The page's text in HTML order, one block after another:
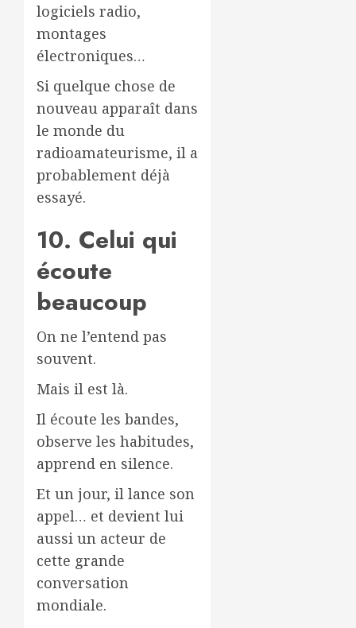
logiciels radio,
montages
électroniques…
Si quelque chose de
nouveau apparaît dans
le monde du
radioamateurisme, il a
probablement déjà
essayé.
10. Celui qui
écoute
beaucoup
On ne l’entend pas
souvent.
Mais il est là.
Il écoute les bandes,
observe les habitudes,
apprend en silence.
Et un jour, il lance son
appel… et devient lui
aussi un acteur de
cette grande
conversation
mondiale.